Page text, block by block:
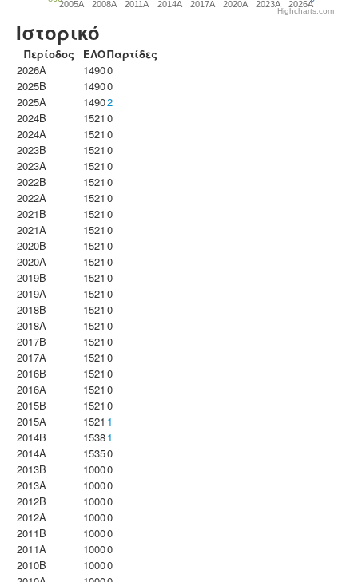
2005A 2008A 2011A 2014A 2017A 2020A 2023Α 2026A
Highcharts.com
Ιστορικό
Περίοδος ΕΛΟΠαρτίδες
2026A
14900
2025B
14900
2025A
14902
2024B
1521 0
2024A
1521 0
2023B
1521 0
2023Α
1521 0
2022B
1521 0
2022A
1521 0
2021B
1521 0
2021A
1521 0
2020B
1521 0
2020A
1521 0
2019B
1521 0
2019A
1521 0
2018B
1521 0
2018A
1521 0
2017B
1521 0
2017A
1521 0
2016B
1521 0
2016A
1521 0
2015B
1521 0
2015A
1521 1
2014B
15381
2014A
15350
2013B
10000
2013A
10000
2012B
10000
2012A
10000
2011B
10000
2011A
10000
2010B
10000